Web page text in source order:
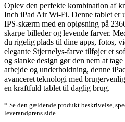
Oplev den perfekte kombination af
Inch iPad Air Wi-Fi. Denne tablet er
IPS-skærm med en opløsning på
skarpe billeder og levende farver.
du rigelig plads til dine apps, fotos,
elegante Stjernelys-farve tilføjer et
og slanke design gør den nem at
arbejde og underholdning, denne
avanceret teknologi med
en kraftfuld tablet til daglig brug.
* Se den gældende produkt beskrivelse,
leverandørens side.